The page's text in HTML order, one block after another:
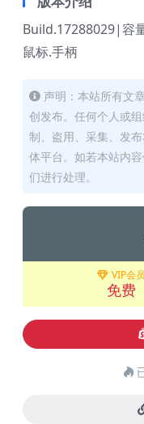
Build.17288029|容
鼠标.手柄
声明：本站所有文
创发布。任何个人或
制、盗用、采集、发
体平台。如若本站内
们进行处理。
VIP会员
免费